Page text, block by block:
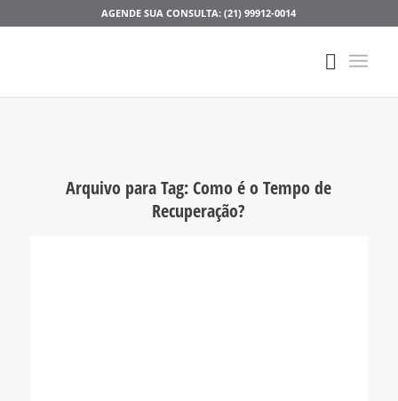
AGENDE SUA CONSULTA: (21) 99912-0014
Arquivo para Tag:Como é o Tempo de
Recuperação?